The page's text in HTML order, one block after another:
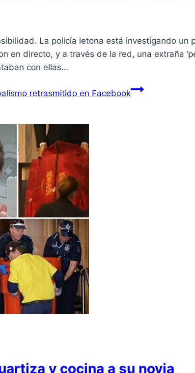
La policía letona está investigando
en directo, y a través de la red, una extraña
con ellas…
retrasmitido en Facebook
y cocina a su novia